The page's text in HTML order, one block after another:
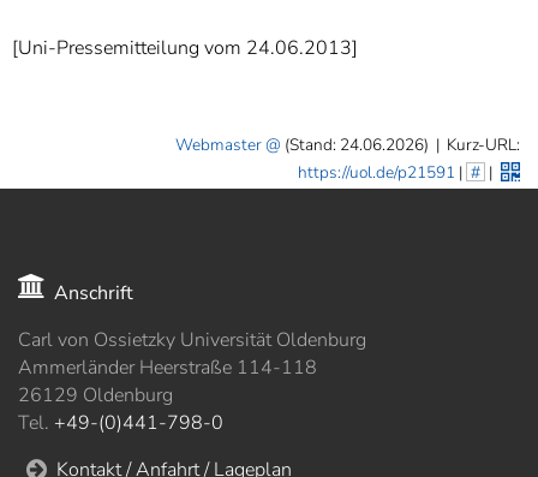
[Uni-Pressemitteilung vom 24.06.2013]
Webmaster (Stand: 24.06.2026) | Kurz-URL:
https://uol.de/p21591 | # |
Anschrift
Carl von Ossietzky Universität Oldenburg
Ammerländer Heerstraße 114-118
26129 Oldenburg
Tel. +49-(0)441-798-0
Kontakt / Anfahrt / Lageplan